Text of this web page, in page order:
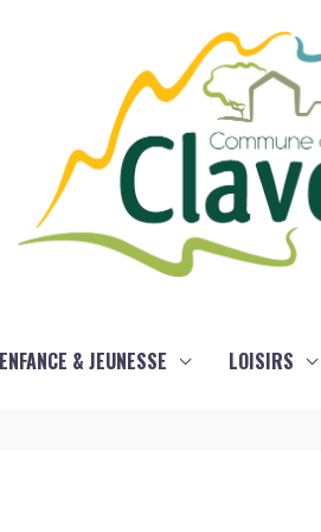
ENFANCE & JEUNESSE LOISIRS